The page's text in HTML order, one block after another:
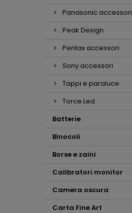
Panasonic accessori
Peak Design
Pentax accessori
Sony accessori
Tappi e paraluce
Torce Led
Batterie
Binocoli
Borse e zaini
Calibratori monitor
Camera oscura
Carta Fine Art
Mario Massini
apprezzato la
valutazione del mio
usato e i consigli per
l'acquisto della
nuova fotocamera
(con i relativi pregi e
difetti) . Mi ritengo
sinceramente
soddisfatto e
tutelato dalla
consulenza che mi